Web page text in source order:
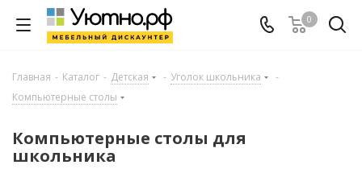
0
Главная - Каталог - Детская - Уголок школьника
-
Компьютерные столы
Компьютерные столы для
школьника